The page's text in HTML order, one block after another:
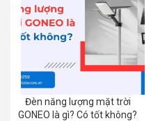
Đèn năng lượng mặt trời
GONEO là gì? Có tốt không?